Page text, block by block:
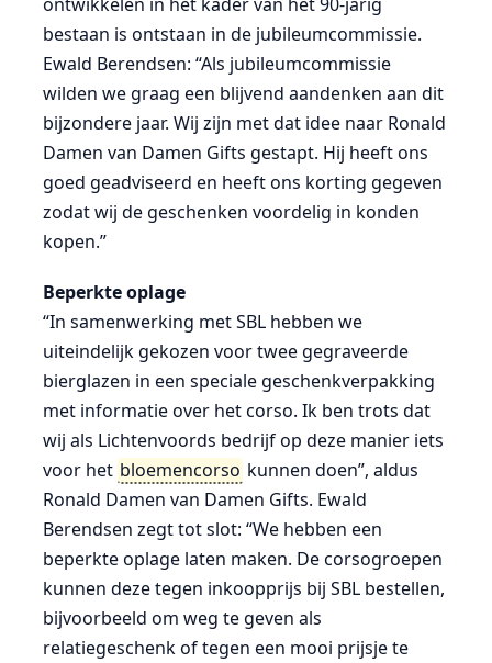
bestaan is ontstaan in de jubileumcommissie.
Ewald Berendsen: “Als jubileumcommissie
wilden we graag een blijvend aandenken aan dit
bijzondere jaar. Wij zijn met dat idee naar Ronald
Damen van Damen Gifts gestapt. Hij heeft ons
goed geadviseerd en heeft ons korting gegeven
zodat wij de geschenken voordelig in konden
kopen.”
Beperkte oplage
“In samenwerking met SBL hebben we
uiteindelijk gekozen voor twee gegraveerde
bierglazen in een speciale geschenkverpakking
met informatie over het corso. Ik ben trots dat
wij als Lichtenvoords bedrijf op deze manier iets
voor het bloemencorso kunnen doen”, aldus
Ronald Damen van Damen Gifts. Ewald
Berendsen zegt tot slot: “We hebben een
beperkte oplage laten maken. De corsogroepen
kunnen deze tegen inkoopprijs bij SBL bestellen,
bijvoorbeeld om weg te geven als
relatiegeschenk of tegen een mooi prijsje te